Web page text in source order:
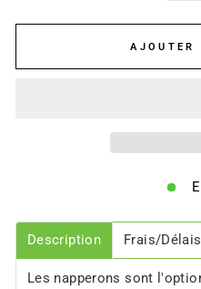
AJOUTER
Description Frais/
Les napperons sont